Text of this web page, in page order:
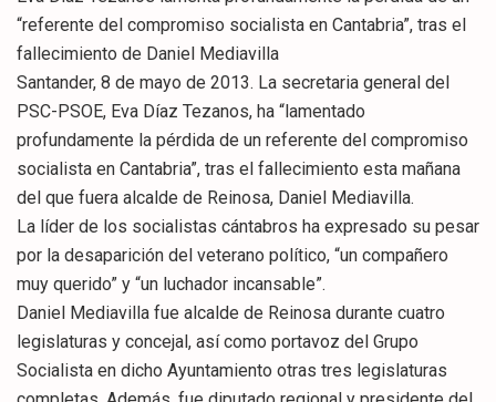
“referente del compromiso socialista en Cantabria”, tras el
fallecimiento de Daniel Mediavilla
Santander, 8 de mayo de 2013. La secretaria general del
PSC-PSOE, Eva Díaz Tezanos, ha “lamentado
profundamente la pérdida de un referente del compromiso
socialista en Cantabria”, tras el fallecimiento esta mañana
del que fuera alcalde de Reinosa, Daniel Mediavilla.
La líder de los socialistas cántabros ha expresado su pesar
por la desaparición del veterano político, “un compañero
muy querido” y “un luchador incansable”.
Daniel Mediavilla fue alcalde de Reinosa durante cuatro
legislaturas y concejal, así como portavoz del Grupo
Socialista en dicho Ayuntamiento otras tres legislaturas